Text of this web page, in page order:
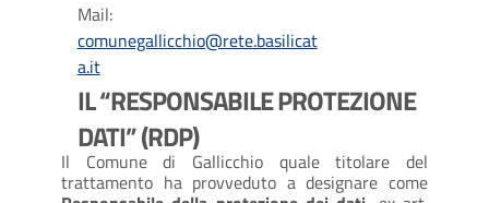
Mail:
comunegallicchio@rete.basilicat
a.it
IL “RESPONSABILE PROTEZIONE
DATI” (RDP)
Il Comune di Gallicchio quale titolare del
trattamento ha provveduto a designare come